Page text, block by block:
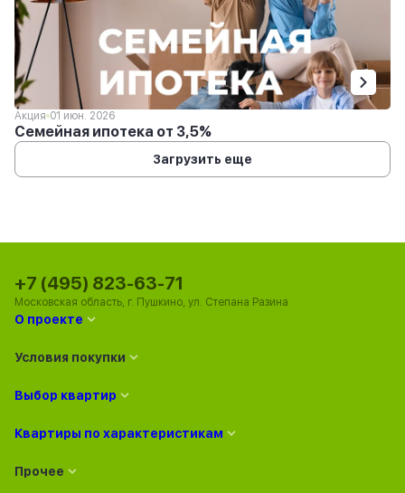
Акция 01 июн. 2026
Семейная ипотека от 3,5%
Загрузить еще
О проекте
Условия покупки
Выбор квартир
Квартиры по характеристикам
Прочее
+7 (495) 823-63-71
Московская область, г. Пушкино, ул. Степана Разина